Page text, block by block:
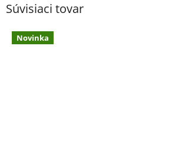
Súvisiaci tovar
Novinka